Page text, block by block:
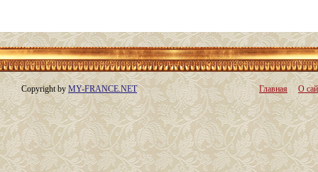
Copyright byMY-FRANCE.NET Главная О